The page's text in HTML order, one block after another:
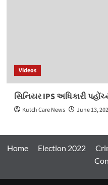
Videos
સિનિયર IPS અધિકારી
Kutch Care News June 13,
Home Election 2022